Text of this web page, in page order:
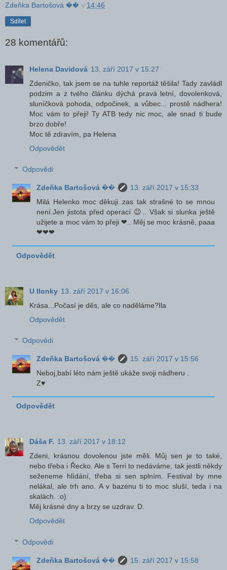
Zdeňka Bartošová �� v 14:46
Sdílet
28 komentářů:
Helena Davidová 13. září 2017 v 15:27
Zdeničko, tak jsem se na tuhle reportáž těšila! Tady zavládl
podzim a z tvého článku dýchá pravá letní, dovolenková,
sluníčková pohoda, odpočinek, a vůbec... prostě nádhera!
Moc vám to přeji! Ty ATB tedy nic moc, ale snad ti bude
brzo dobře!
Moc tě zdravím, pa Helena
Odpovědět
Odpovědi
Zdeňka Bartošová ��
13. září 2017 v 15:33
Milá Helenko moc děkuji..zas tak strašné to se mnou
není.Jen jistota před operací 😉.. Však si slunka ještě
užijete a moc vám to přeji ❤.. Měj se moc krásně, paaa
❤❤❤
Odpovědět
U Ilonky 13. září 2017 v 16:06
Krása...Počasí je děs, ale co naděláme?Ila
Odpovědět
Odpovědi
Zdeňka Bartošová ��
15. září 2017 v 15:56
Neboj,babí léto nám ještě ukáže svoji nádheru .
Z♥
Odpovědět
Dáša F. 13. září 2017 v 18:12
Zdeni, krásnou dovolenou jste měli. Můj sen je to také,
nebo třeba i Řecko. Ale s Terri to nedáváme, tak jestli někdy
seženeme hlídání, třeba si sen splním. Festival by mne
nelákal, ale trh ano. A v bazénu ti to moc sluší, teda i na
skalách. :o)
Měj krásné dny a brzy se uzdrav. D.
Odpovědět
Odpovědi
Zdeňka Bartošová ��
15. září 2017 v 15:58